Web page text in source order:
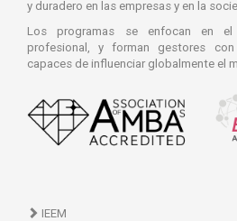
y duradero en las empresas y en la
Los programas se enfocan en el
profesional, y forman gestores con
capaces de influenciar globalmente el
IEEM